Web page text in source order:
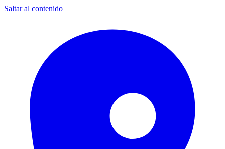
Saltar al contenido